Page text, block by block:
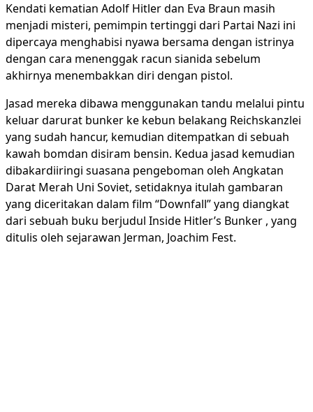
Kendati kematian Adolf Hitler dan Eva Braun masih
menjadi misteri, pemimpin tertinggi dari Partai Nazi ini
dipercaya menghabisi nyawa bersama dengan istrinya
dengan cara menenggak racun sianida sebelum
akhirnya menembakkan diri dengan pistol.
Jasad mereka dibawa menggunakan tandu melalui pintu
keluar darurat bunker ke kebun belakang Reichskanzlei
yang sudah hancur, kemudian ditempatkan di sebuah
kawah bomdan disiram bensin. Kedua jasad kemudian
dibakardiiringi suasana pengeboman oleh Angkatan
Darat Merah Uni Soviet, setidaknya itulah gambaran
yang diceritakan dalam film “Downfall” yang diangkat
dari sebuah buku berjudul Inside Hitler’s Bunker , yang
ditulis oleh sejarawan Jerman, Joachim Fest.